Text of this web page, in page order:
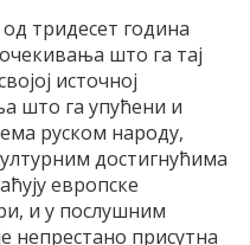
тридесет година
што га тај
источној
што га упућени и
руском народу,
достигнућима
европске
и у послушним
непрестано присутна